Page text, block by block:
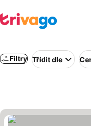
Filtry Třídit dle